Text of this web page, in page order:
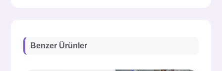
Benzer Ürünler